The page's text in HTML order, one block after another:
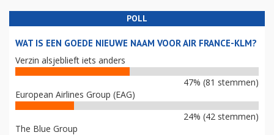
POLL
WAT IS EEN GOEDE NIEUWE NAAM VOOR AIR FRANCE-KLM?
Verzin alsjeblieft iets anders
47% (81 stemmen)
European Airlines Group (EAG)
24% (42 stemmen)
The Blue Group